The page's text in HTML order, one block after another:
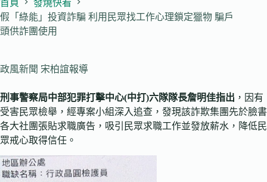
首頁
發燒快看
假「綠能」投資詐騙 利用民眾找工作心理鎖定獵物 騙戶
頭供詐團使用
政風新聞 宋柏誼報導
刑事警察局中部犯罪打擊中心(中打)六隊隊長詹明佳指出 ，因有
受害民眾檢舉，經專案小組深入追查，發現該詐欺集團先於臉書
各大社團張貼求職廣告，吸引民眾求職工作並發放薪水，降低民
眾戒心取得信任。